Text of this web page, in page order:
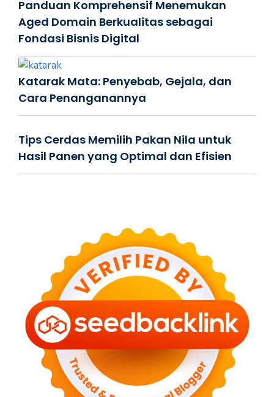
Panduan Komprehensif Menemukan
Aged Domain Berkualitas sebagai
Fondasi Bisnis Digital
Katarak Mata: Penyebab, Gejala, dan
Cara Penanganannya
Tips Cerdas Memilih Pakan Nila untuk
Hasil Panen yang Optimal dan Efisien